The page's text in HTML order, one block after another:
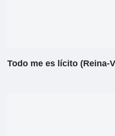
Todo me es lícito (Reina-